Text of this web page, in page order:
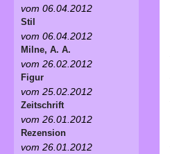
vom 06.04.2012
Stil
vom 06.04.2012
Milne, A. A.
vom 26.02.2012
Figur
vom 25.02.2012
Zeitschrift
vom 26.01.2012
Rezension
vom 26.01.2012